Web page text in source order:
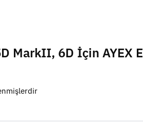
MarkII, 6D İçin AYEX